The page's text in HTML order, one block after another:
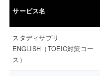
サービス名
スタディサプリ
ENGLISH（TOEIC対策コー
ス）